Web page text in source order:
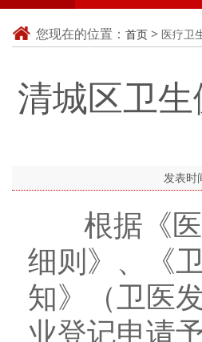
您现在的位置： 首页 > 医疗卫
清城区卫
发表时
根据《医
细则》、《
知》（卫医
业登记申请